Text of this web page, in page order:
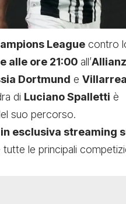
League contro
alle ore 21:00 all’Allianz
Dortmund e
di Luciano Spalletti è
suo percorso.
in esclusiva streaming
le principali